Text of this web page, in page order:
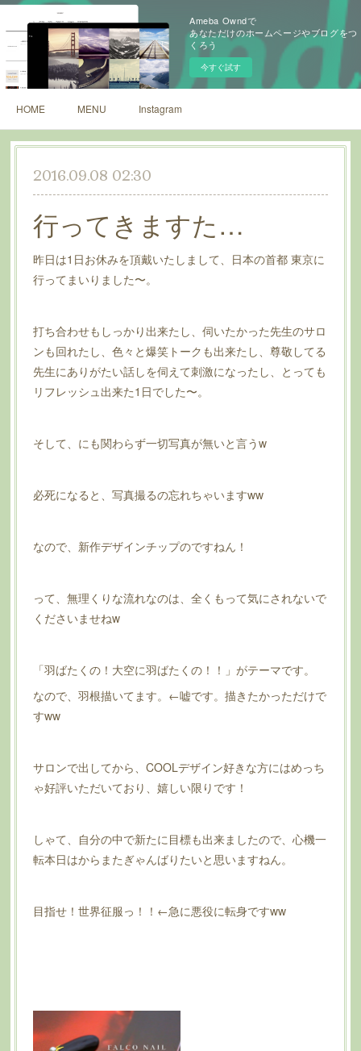
Ameba Owndで
あなただけのホームページやブログをつ
くろう
今すぐ試す
HOME MENU Instagram
2016.09.08 02:30
行ってきますた…
昨日は1日お休みを頂戴いたしまして、日本の首都 東京に
行ってまいりました〜。
打ち合わせもしっかり出来たし、伺いたかった先生のサロ
ンも回れたし、色々と爆笑トークも出来たし、尊敬してる
先生にありがたい話しを伺えて刺激になったし、とっても
リフレッシュ出来た1日でした〜。
そして、にも関わらず一切写真が無いと言うw
必死になると、写真撮るの忘れちゃいますww
なので、新作デザインチップのですねん！
って、無理くりな流れなのは、全くもって気にされないで
くださいませねw
「羽ばたくの！大空に羽ばたくの！！」がテーマです。
なので、羽根描いてます。←嘘です。描きたかっただけで
すww
サロンで出してから、COOLデザイン好きな方にはめっち
ゃ好評いただいており、嬉しい限りです！
しゃて、自分の中で新たに目標も出来ましたので、心機一
転本日はからまたぎゃんばりたいと思いますねん。
目指せ！世界征服っ！！←急に悪役に転身ですww